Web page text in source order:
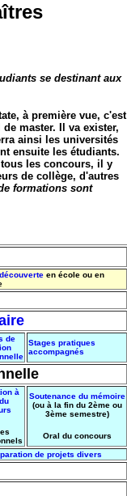
se destinant aux
à première vue, c'est
master. Il va exister,
ainsi les universités
ensuite les étudiants.
les concours, il y
de collège, d'autres
formations sont
en école ou en
de
Stages pratiques
accompagnés
à
Soutenance du mémoire
(ou à la fin du 2ème ou
3ème semestre)
Oral du concours
de projets divers